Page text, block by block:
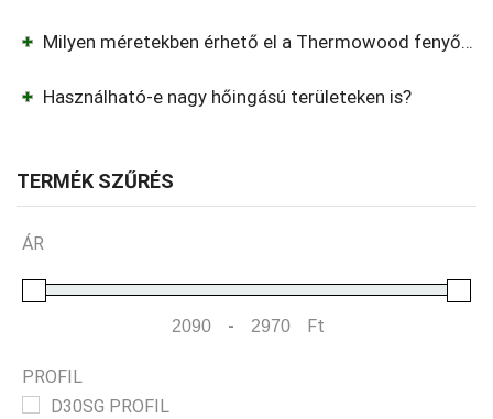
Milyen méretekben érhető el a Thermowood fenyő teraszburkolat?
Használható-e nagy hőingású területeken is?
TERMÉK SZŰRÉS
ÁR
Minimum Price
-
Maximum Price
Ft
PROFIL
D30SG PROFIL